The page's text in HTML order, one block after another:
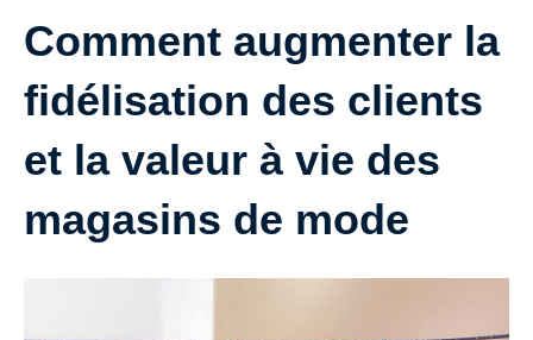
Comment augmenter la
fidélisation des clients
et la valeur à vie des
magasins de mode